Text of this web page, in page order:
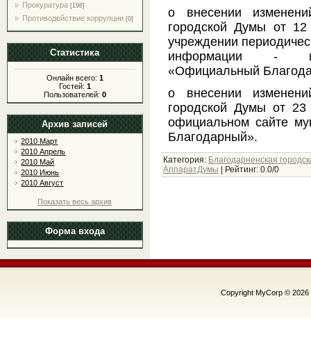
Прокуратура [198]
Противодействие коррупции [0]
Статистика
Онлайн всего: 1
Гостей: 1
Пользователей: 0
Архив записей
2010 Март
2010 Апрель
2010 Май
2010 Июнь
2010 Август
Показать весь архив
Форма входа
о внесении
городской Думы от
учреждении
информации -
«Официальный
о внесении
городской Думы от
официальном сайте
Благодарный».
Категория: Благодарненская
АппаратДумы | Рейтинг: 0.0/0
Copyright MyCorp © 2026